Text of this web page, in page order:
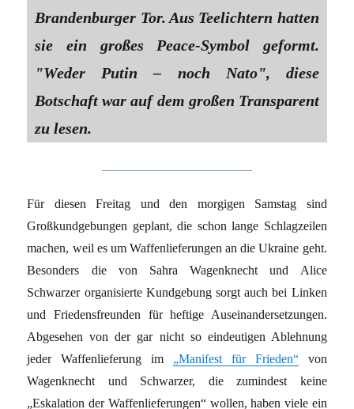
Brandenburger Tor. Aus Teelichtern hatten
sie ein großes Peace-Symbol geformt.
"Weder Putin – noch Nato", diese
Botschaft war auf dem großen Transparent
zu lesen.
Für diesen Freitag und den morgigen Samstag sind
Großkundgebungen geplant, die schon lange Schlagzeilen
machen, weil es um Waffenlieferungen an die Ukraine geht.
Besonders die von Sahra Wagenknecht und Alice
Schwarzer organisierte Kundgebung sorgt auch bei Linken
und Friedensfreunden für heftige Auseinandersetzungen.
Abgesehen von der gar nicht so eindeutigen Ablehnung
jeder Waffenlieferung im „Manifest für Frieden“von
Wagenknecht und Schwarzer, die zumindest keine
„Eskalation der Waffenlieferungen“ wollen, haben viele ein